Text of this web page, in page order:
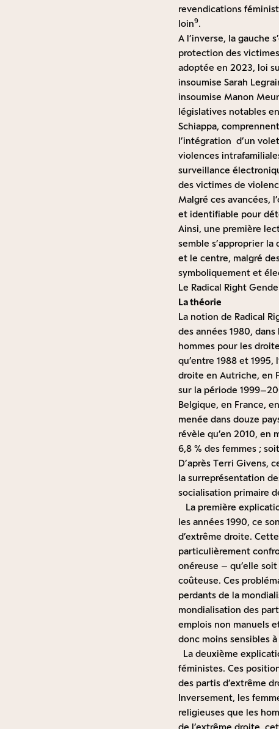
revendications
loin9.
A l’inverse, la gauche
protection des
adoptée en 2023, loi
insoumise Sarah
insoumise Manon
législatives notables
Schiappa,
l’intégration d’un
violences
surveillance
des victimes de
Malgré ces avancées,
et identifiable pour
Ainsi, une première
semble s’approprier
et le centre, malgré
symboliquement et
Le Radical Right
La théorie
La notion de Radical
des années 1980,
hommes pour les
qu’entre 1988 et
droite en Autriche, en
sur la période
Belgique, en France,
menée dans douze
révèle qu’en 2010, en
6,8 % des femmes ;
D’après Terri Givens,
la surreprésentation
socialisation primaire
La première
les années 1990, ce
d’extrême droite.
particulièrement
onéreuse – qu’elle
coûteuse. Ces
perdants de la
mondialisation des
emplois non manuels
donc moins sensibles
La deuxième
féministes. Ces
des partis d’extrême
Inversement, les
religieuses que les
de l’extrême droite,